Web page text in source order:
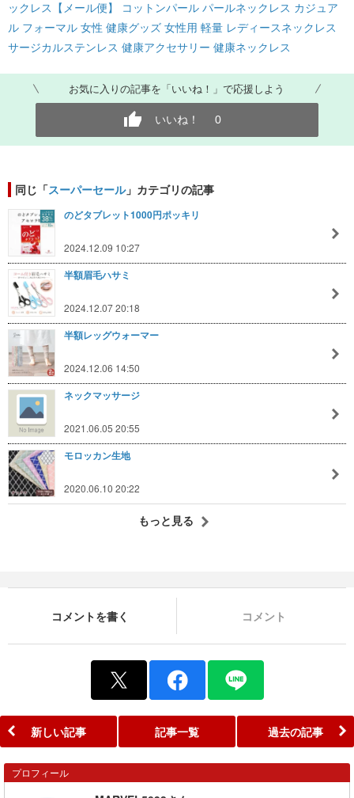
ックレス【メール便】 コットンパール パールネックレス カジュア
ル フォーマル 女性 健康グッズ 女性用 軽量 レディースネックレス
サージカルステンレス 健康アクセサリー 健康ネックレス
お気に入りの記事を「いいね！」で応援しよう
いいね！ 0
同じ「スーパーセール」カテゴリの記事
のどタブレット1000円ポッキリ
2024.12.09 10:27
半額眉毛ハサミ
2024.12.07 20:18
半額レッグウォーマー
2024.12.06 14:50
ネックマッサージ
2021.06.05 20:55
モロッカン生地
2020.06.10 20:22
もっと見る
コメントを書く コメント
新しい記事 記事一覧 過去の記事
プロフィール